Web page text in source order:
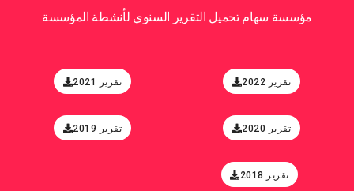
مؤسسة سهام تحميل التقرير السنوي لأنشطة المؤسسة
تقرير 2022 تقرير 2021
تقرير 2020 تقرير 2019
تقرير 2018